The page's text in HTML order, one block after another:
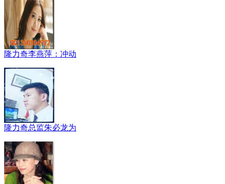
隆力奇李燕萍：冲动
隆力奇总监朱必龙为